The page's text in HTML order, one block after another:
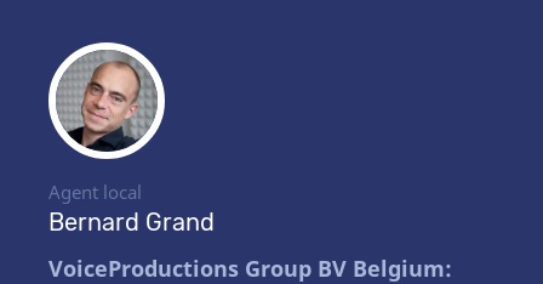
Agent local
Bernard Grand
VoiceProductions Group BV Belgium: